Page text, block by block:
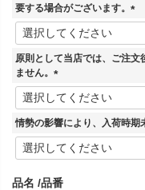
要する場合がございます。
(
須
原則として当店では、ご注文
ません。
(
必
須
情勢の影響により、入荷時期
品名 品番